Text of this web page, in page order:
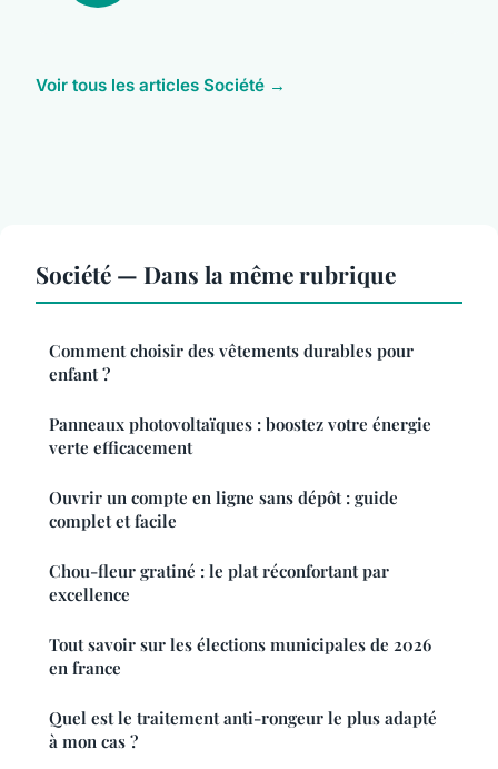
Voir tous les articles Société →
Société — Dans la même rubrique
Comment choisir des vêtements durables pour
enfant ?
Panneaux photovoltaïques : boostez votre énergie
verte efficacement
Ouvrir un compte en ligne sans dépôt : guide
complet et facile
Chou-fleur gratiné : le plat réconfortant par
excellence
Tout savoir sur les élections municipales de 2026
en france
Quel est le traitement anti-rongeur le plus adapté
à mon cas ?